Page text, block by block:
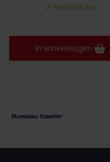
Beschikbaar
In winkelwagen